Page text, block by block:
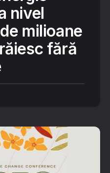
nivel
milioane
fără